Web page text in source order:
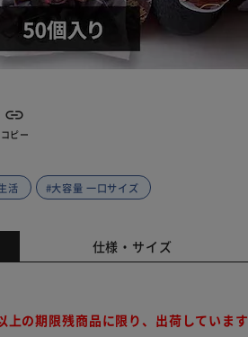
コピー
活 #大容量 一口サイズ
仕様・サイズ
の期限残商品に限り、出荷しています